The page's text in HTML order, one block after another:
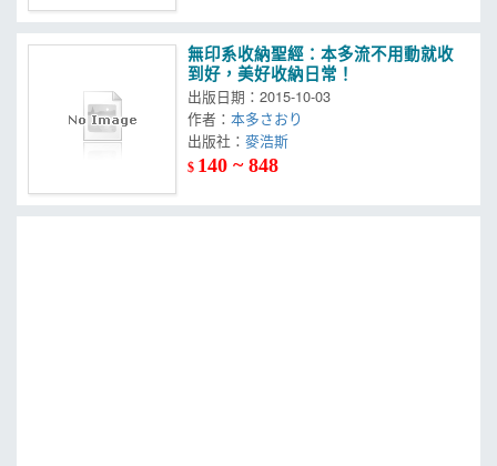
無印系收納聖經：本多流不用動就收
到好，美好收納日常！
出版日期：2015-10-03
作者：本多さおり
出版社：
$ 140 ~ 848